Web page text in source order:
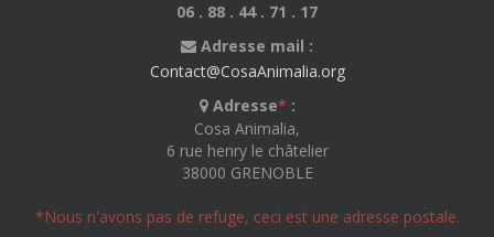
06 . 88 . 44 . 71 . 17
Adresse mail :
Contact@CosaAnimalia.org
Adresse* :
Cosa Animalia,
6 rue henry le châtelier
38000 GRENOBLE
*Nous n'avons pas de refuge, ceci est une adresse postale.